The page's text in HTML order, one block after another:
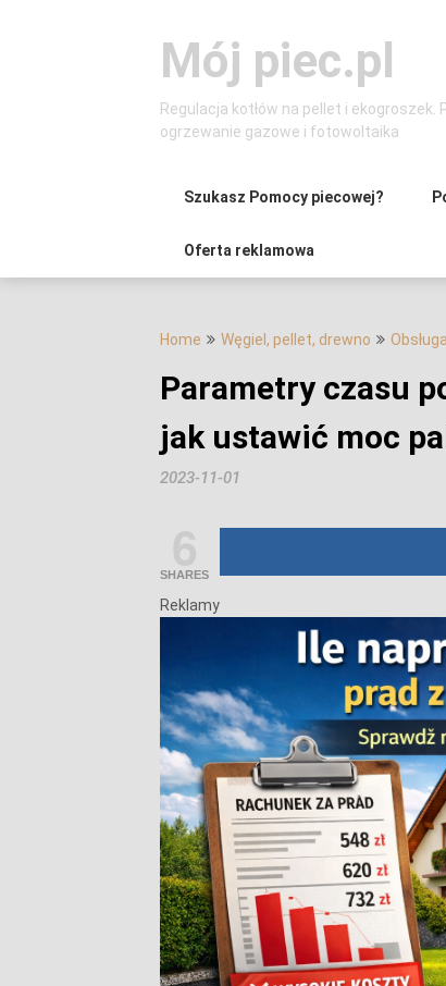
Mój piec.pl
Regulacja kotłów na pellet i ekogroszek.
ogrzewanie gazowe i fotowoltaika
Szukasz Pomocy piecowej?
Oferta reklamowa
Home Węgiel, pellet, drewno
Parametry czasu
jak ustawić moc
2023-11-01
SHARES
Reklamy